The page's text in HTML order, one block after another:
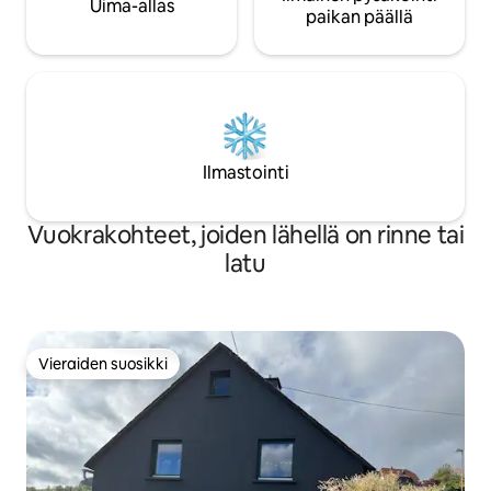
Uima-allas
paikan päällä
Ilmastointi
Vuokrakohteet, joiden lähellä on rinne tai
latu
Vieraiden suosikki
Vieraiden suosikki